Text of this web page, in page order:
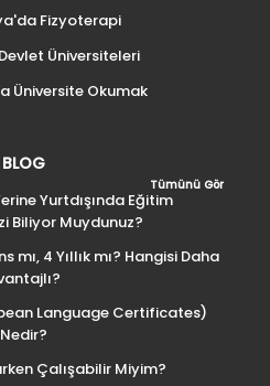
Fizyoterapi
Üniversiteleri
Üniversite Okumak
BLOG
Tümünü Gör
Yurtdışında Eğitim
Biliyor Muydunuz?
mı, 4 Yıllık mı? Hangisi Daha
Language Certificates)
Nedir?
Çalışabilir Miyim?